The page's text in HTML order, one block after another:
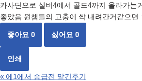
카사딘으로 실버4에서 골드4까지 올라가는
좋았음 원챔들의 고충이 싹 내려간거같으면
좋아요 0 싫어요 0
인쇄
« 에1에서 승급전 맡긴후기